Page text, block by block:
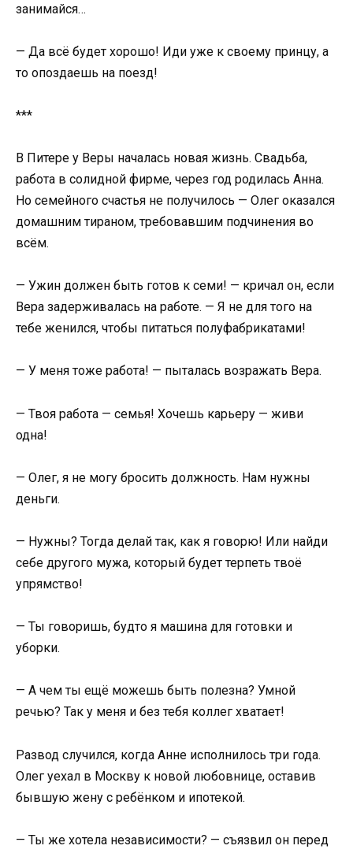
занимайся…
— Да всё будет хорошо! Иди уже к своему принцу, а
то опоздаешь на поезд!
***
В Питере у Веры началась новая жизнь. Свадьба,
работа в солидной фирме, через год родилась Анна.
Но семейного счастья не получилось — Олег оказался
домашним тираном, требовавшим подчинения во
всём.
— Ужин должен быть готов к семи! — кричал он, если
Вера задерживалась на работе. — Я не для того на
тебе женился, чтобы питаться полуфабрикатами!
— У меня тоже работа! — пыталась возражать Вера.
— Твоя работа — семья! Хочешь карьеру — живи
одна!
— Олег, я не могу бросить должность. Нам нужны
деньги.
— Нужны? Тогда делай так, как я говорю! Или найди
себе другого мужа, который будет терпеть твоё
упрямство!
— Ты говоришь, будто я машина для готовки и
уборки.
— А чем ты ещё можешь быть полезна? Умной
речью? Так у меня и без тебя коллег хватает!
Развод случился, когда Анне исполнилось три года.
Олег уехал в Москву к новой любовнице, оставив
бывшую жену с ребёнком и ипотекой.
— Ты же хотела независимости? — съязвил он перед